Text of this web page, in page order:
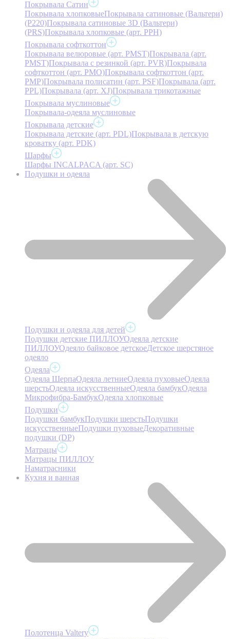
Покрывала Сатин
Покрывала хлопковыеПокрывала сатиновые (Вальтери)
(P220)Покрывала сатиновые 3D (Вальтери)
(PRS)Покрывала хлопковые (арт. PPH)
Покрывала софткоттон
Покрывала велюровые (арт. PMST)Покрывала (арт.
PMST)Покрывала с резинкой (арт. PVR)Покрывала
софткоттон (арт. PMO)Покрывала софткоттон (арт.
PMP)Покрывала полисатин (арт. PSF)Покрывала (арт.
PPL)Покрывала (арт. XJ)Покрывала трикотажные
Покрывала муслиновые
Покрывала-одеяла муслиновые
Покрывала детские
Покрывала детские (арт. PDL)Покрывала в детскую
кроватку (арт. PDK)
Шарфы
Шарфы INCALPACA (арт. SC)
Подушки и одеяла
Подушки и одеяла для детей
Подушки детские ПИЛЛОУОдеяла детские
ПИЛЛОУОдеяло байковое детскоеДетское шерстяное
одеяло
Одеяла
Одеяла ШерпаОдеяла летниеОдеяла пуховыеОдеяла
шерстьОдеяла искусственныеОдеяла бамбукОдеяла
Микрофибра-БамбукОдеяла хлопковые
Подушки
Подушки бамбукПодушки шерстьПодушки
искусственныеПодушки пуховыеДекоративные
подушки (DP)
Матрацы
Матрацы ПИЛЛОУ
Наматрасники
Кухня и ванная
Полотенца Valtery